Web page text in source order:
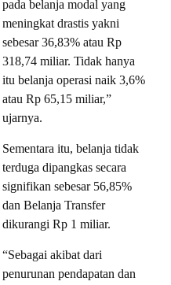
pada belanja modal yang
meningkat drastis yakni
sebesar 36,83% atau Rp
318,74 miliar. Tidak hanya
itu belanja operasi naik 3,6%
atau Rp 65,15 miliar,”
ujarnya.
Sementara itu, belanja tidak
terduga dipangkas secara
signifikan sebesar 56,85%
dan Belanja Transfer
dikurangi Rp 1 miliar.
“Sebagai akibat dari
penurunan pendapatan dan